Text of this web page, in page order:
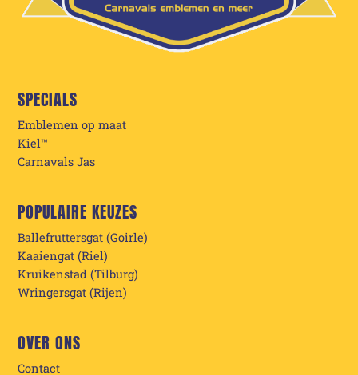
SPECIALS
Emblemen op maat
Kiel™
Carnavals Jas
POPULAIRE KEUZES
Ballefruttersgat (Goirle)
Kaaiengat (Riel)
Kruikenstad (Tilburg)
Wringersgat (Rijen)
OVER ONS
Contact